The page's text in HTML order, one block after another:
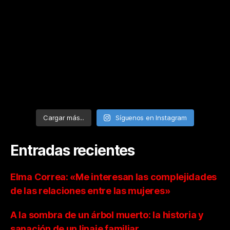
Cargar más... Síguenos en Instagram
Entradas recientes
Elma Correa: «Me interesan las complejidades
de las relaciones entre las mujeres»
A la sombra de un árbol muerto: la historia y